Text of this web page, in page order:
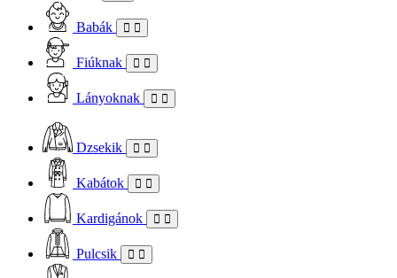
Babák
Fiúknak
Lányoknak
Dzsekik
Kabátok
Kardigánok
Pulcsik